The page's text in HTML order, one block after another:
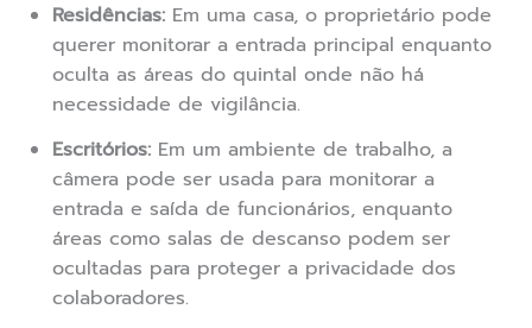
Residências: Em uma casa, o proprietário pode
querer monitorar a entrada principal enquanto
oculta as áreas do quintal onde não há
necessidade de vigilância.
Escritórios: Em um ambiente de trabalho, a
câmera pode ser usada para monitorar a
entrada e saída de funcionários, enquanto
áreas como salas de descanso podem ser
ocultadas para proteger a privacidade dos
colaboradores.